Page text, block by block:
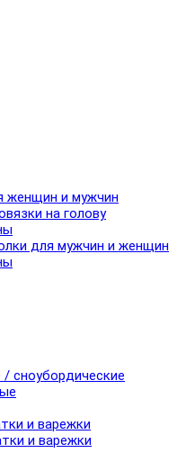
женщин и мужчин
на голову
для мужчин и женщин
сноубордические
и варежки
и варежки